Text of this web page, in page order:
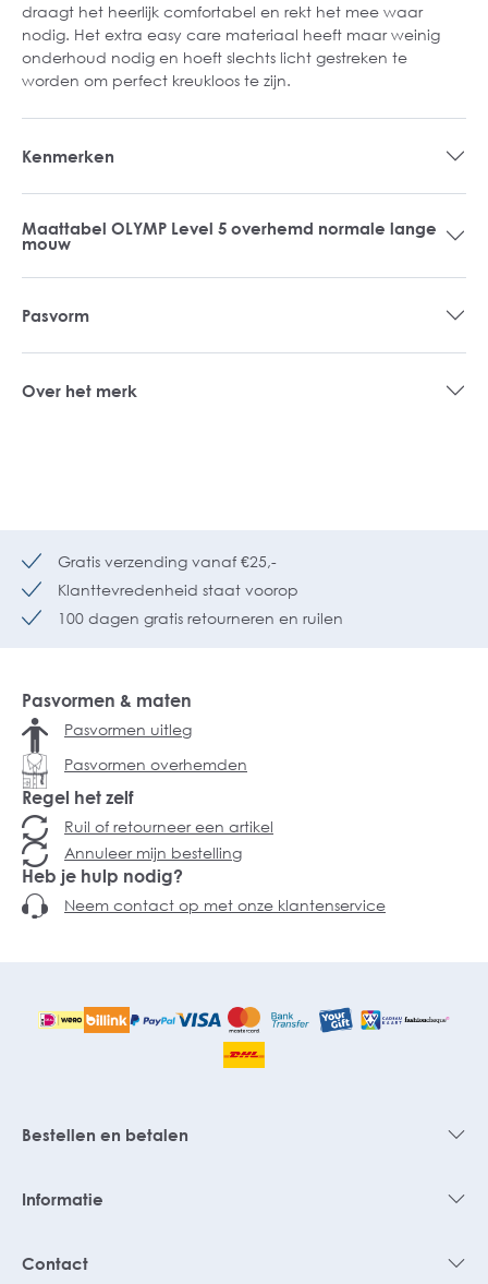
draagt het heerlijk comfortabel en rekt het mee waar
nodig. Het extra easy care materiaal heeft maar weinig
onderhoud nodig en hoeft slechts licht gestreken te
worden om perfect kreukloos te zijn.
Kenmerken
Maattabel OLYMP Level 5 overhemd normale lange
mouw
Pasvorm
Over het merk
Gratis verzending vanaf €25,-
Klanttevredenheid staat voorop
100 dagen gratis retourneren en ruilen
Pasvormen & maten
Pasvormen uitleg
Pasvormen overhemden
Regel het zelf
Ruil of retourneer een artikel
Annuleer mijn bestelling
Heb je hulp nodig?
Neem contact op met onze klantenservice
Bestellen en betalen
Informatie
Contact